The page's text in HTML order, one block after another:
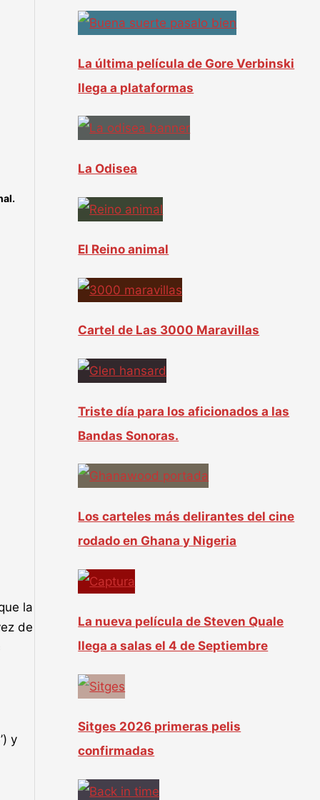
la
de
y
:
La última película de Gore Verbinski
llega a plataformas
La Odisea
El Reino animal
Cartel de Las 3000 Maravillas
Triste día para los aficionados a las
Bandas Sonoras.
Los carteles más delirantes del cine
rodado en Ghana y Nigeria
La nueva película de Steven Quale
llega a salas el 4 de Septiembre
Sitges 2026 primeras pelis
confirmadas